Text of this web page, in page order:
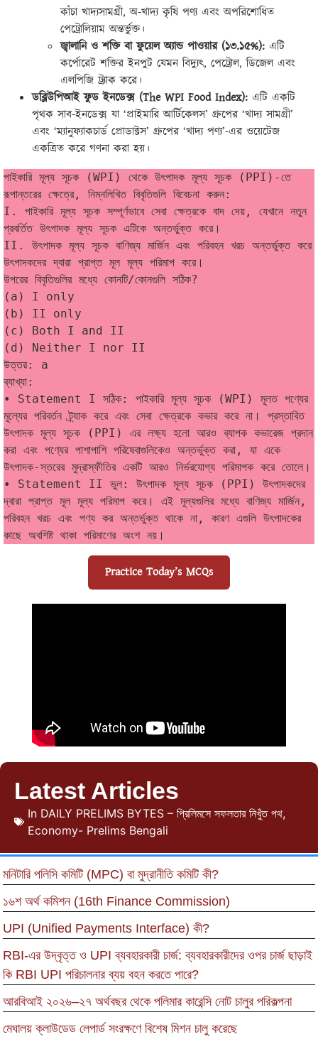
কাঁচা খাদ্যসামগ্রী, অ-খাদ্য কৃষি পণ্য এবং অপরিশোধিত
পেট্রোলিয়াম অন্তর্ভুক্ত।
জ্বালানি ও শক্তি বা ফুয়েল অ্যান্ড পাওয়ার (১৩.১৫%): এটি
কর্পোরেট শক্তির ইনপুট যেমন বিদ্যুৎ, পেট্রোল, ডিজেল এবং
এলপিজি ট্র্যাক করে।
ডব্লিউপিআই ফুড ইনডেক্স (The WPI Food Index): এটি একটি
পৃথক সাব-ইনডেক্স যা ‘প্রাইমারি আর্টিকেলস’ গ্রুপের ‘খাদ্য সামগ্রী’
এবং ‘ম্যানুফ্যাকচার্ড প্রোডাক্টস’ গ্রুপের ‘খাদ্য পণ্য’-এর ওয়েটেজ
একত্রিত করে গণনা করা হয়।
পাইকারি মূল্য সূচক (WPI) থেকে উৎপাদক মূল্য সূচক (PPI)-তে
রূপান্তরের ক্ষেত্রে, নিম্নলিখিত বিবৃতিগুলি বিবেচনা করুন:
I. পাইকারি মূল্য সূচক সম্পূর্ণভাবে সেবা ক্ষেত্রকে বাদ দেয়, যেখানে নতুন
প্রবর্তিত উৎপাদক মূল্য সূচক এটিকে অন্তর্ভুক্ত করে।
II. উৎপাদক মূল্য সূচক বাণিজ্য মার্জিন এবং পরিবহন খরচ অন্তর্ভুক্ত করে
উৎপাদকদের দ্বারা প্রাপ্ত মূল মূল্য পরিমাপ করে।
উপরের বিবৃতিগুলির মধ্যে কোনটি/কোনগুলি সঠিক?
(a) I only
(b) II only
(c) Both I and II
(d) Neither I nor II
উত্তর: a
ব্যাখ্যা:
• Statement I সঠিক: পাইকারি মূল্য সূচক (WPI) মূলত পণ্যের
মূল্যের পরিবর্তন ট্র্যাক করে এবং সেবা ক্ষেত্রকে কভার করে না। প্রস্তাবিত
উৎপাদক মূল্য সূচক (PPI) এর লক্ষ্য হলো আরও ব্যাপক কভারেজ প্রদান
করা এবং পণ্যের পাশাপাশি পরিষেবাগুলিকেও অন্তর্ভুক্ত করা, যা একে
উৎপাদক-স্তরের মুদ্রাস্ফীতির একটি আরও নির্ভরযোগ্য পরিমাপক করে তোলে।
• Statement II ভুল: উৎপাদক মূল্য সূচক (PPI) উৎপাদকদের
দ্বারা প্রাপ্ত মূল মূল্য পরিমাপ করে। এই মূল্যগুলির মধ্যে বাণিজ্য মার্জিন,
পরিবহন খরচ এবং পণ্য কর অন্তর্ভুক্ত থাকে না, কারণ এগুলি উৎপাদকের
কাছে অবশিষ্ট থাকা পরিমাণের অংশ নয়।
Practice Today’s MCQs
Latest Articles
In DAILY PRELIMS BYTES – প্রিলিমসে সফলতার নিখুঁত পথ,
Economy- Prelims Bengali
মনিটারি পলিসি কমিটি (MPC) বা মুদ্রানীতি কমিটি কী?
১৬শ অর্থ কমিশন (16th Finance Commission)
UPI (Unified Payments Interface) কী?
RBI-এর উদ্বৃত্ত ও UPI ব্যবহারকারী চার্জ: ব্যবহারকারীদের ওপর চার্জ ছাড়াই
কি RBI UPI পরিচালনার ব্যয় বহন করতে পারে?
আরবিআই ২০২৬–২৭ অর্থবছর থেকে পলিমার কারেন্সি নোট চালুর পরিকল্পনা
মেঘালয় ক্লাউডেড লেপার্ড সংরক্ষণে বিশেষ মিশন চালু করেছে